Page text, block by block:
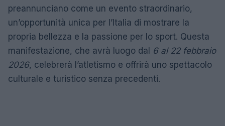
preannunciano come un evento straordinario,
un’opportunità unica per l’Italia di mostrare la
propria bellezza e la passione per lo sport. Questa
manifestazione, che avrà luogo dal 6 al 22 febbraio
2026, celebrerà l’atletismo e offrirà uno spettacolo
culturale e turistico senza precedenti.